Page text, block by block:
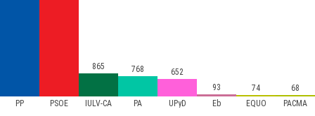
PP PSOE IULV-CA PA UPyD Eb EQUO PACMA
865 768
652
93
74 68